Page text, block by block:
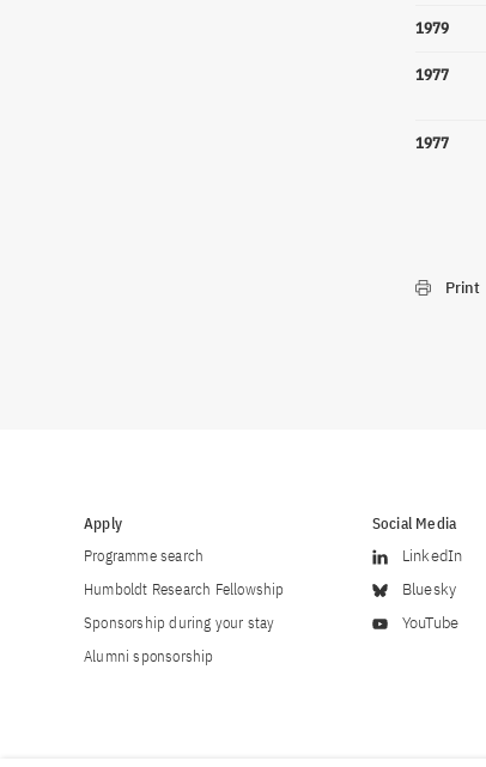
1979
1977
1977
Print
Apply
Programme search
Humboldt Research Fellowship
Sponsorship during your stay
Alumni sponsorship
Social Media
LinkedIn
Bluesky
YouTube